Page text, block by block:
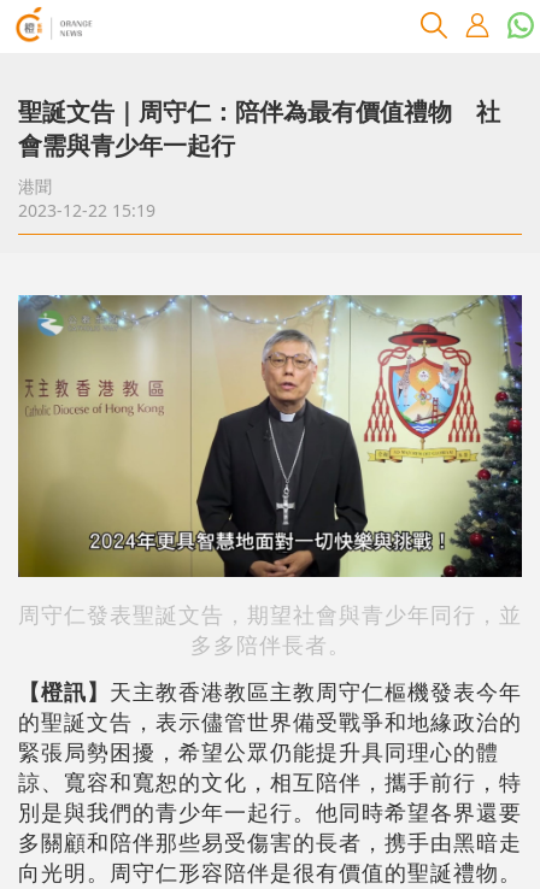
聖誕文告｜周守仁：陪伴為最有價值禮物 社
會需與青少年一起行
港聞
2023-12-22 15:19
周守仁發表聖誕文告，期望社會與青少年同行，並
多多陪伴長者。
【橙訊】 天主教香港教區主教周守仁樞機發表今年
的聖誕文告，表示儘管世界備受戰爭和地緣政治的
緊張局勢困擾，希望公眾仍能提升具同理心的體
諒、寬容和寬恕的文化，相互陪伴，攜手前行，特
別是與我們的青少年一起行。他同時希望各界還要
多關顧和陪伴那些易受傷害的長者，携手由黑暗走
向光明。周守仁形容陪伴是很有價值的聖誕禮物。